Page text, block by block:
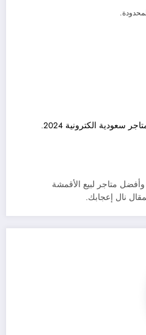
سعودية الكترونية 2024 .
متاجر لبيع الأقمشة
نال إعجابك.